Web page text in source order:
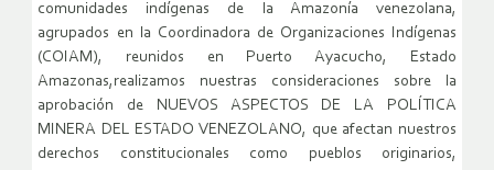
comunidades indígenas de la Amazonía venezolana,
agrupados en la Coordinadora de Organizaciones Indígenas
(COIAM), reunidos en Puerto Ayacucho, Estado
Amazonas,realizamos nuestras consideraciones sobre la
aprobación de NUEVOS ASPECTOS DE LA POLÍTICA
MINERA DEL ESTADO VENEZOLANO, que afectan nuestros
derechos constitucionales como pueblos originarios,